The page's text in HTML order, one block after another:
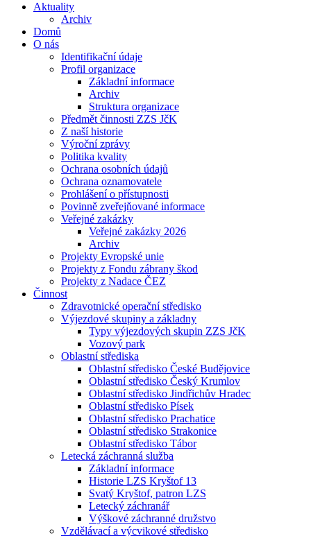
Aktuality
Archiv
Domů
O nás
Identifikační údaje
Profil organizace
Základní informace
Archiv
Struktura organizace
Předmět činnosti ZZS JčK
Z naší historie
Výroční zprávy
Politika kvality
Ochrana osobních údajů
Ochrana oznamovatele
Prohlášení o přístupnosti
Povinně zveřejňované informace
Veřejné zakázky
Veřejné zakázky 2026
Archiv
Projekty Evropské unie
Projekty z Fondu zábrany škod
Projekty z Nadace ČEZ
Činnost
Zdravotnické operační středisko
Výjezdové skupiny a základny
Typy výjezdových skupin ZZS JčK
Vozový park
Oblastní střediska
Oblastní středisko České Budějovice
Oblastní středisko Český Krumlov
Oblastní středisko Jindřichův Hradec
Oblastní středisko Písek
Oblastní středisko Prachatice
Oblastní středisko Strakonice
Oblastní středisko Tábor
Letecká záchranná služba
Základní informace
Historie LZS Kryštof 13
Svatý Kryštof, patron LZS
Letecký záchranář
Výškové záchranné družstvo
Vzdělávací a výcvikové středisko